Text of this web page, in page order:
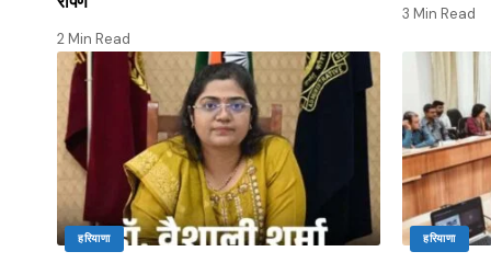
2 Min Read
3 Min Read
हरियाणा हरियाणा